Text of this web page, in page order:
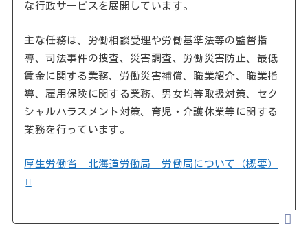
な行政サービスを展開しています。
主な任務は、労働相談受理や労働基準法等の監督指
導、司法事件の捜査、災害調査、労働災害防止、最低
賃金に関する業務、労働災害補償、職業紹介、職業指
導、雇用保険に関する業務、男女均等取扱対策、セク
シャルハラスメント対策、育児・介護休業等に関する
業務を行っています。
厚生労働省 北海道労働局 労働局について（概要）